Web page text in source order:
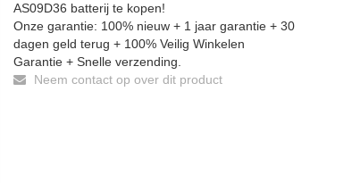
AS09D36 batterij te kopen!
Onze garantie: 100% nieuw + 1 jaar garantie + 30
dagen geld terug + 100% Veilig Winkelen
Garantie + Snelle verzending.
Neem contact op over dit product